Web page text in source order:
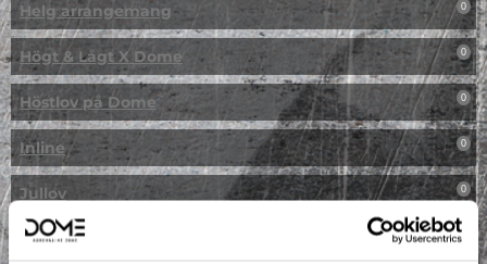
Helg arrangemang 0
Högt & Lågt X Dome 0
Höstlov på Dome 0
Inline 0
Jullov 0
Kampanj 0